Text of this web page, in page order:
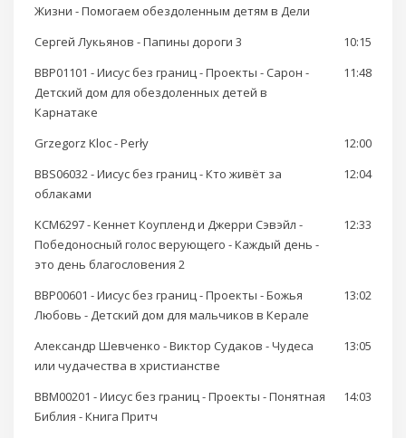
Жизни - Помогаем обездоленным детям в Дели
Сергей Лукьянов - Папины дороги 3
10:15
BBP01101 - Иисус без границ - Проекты - Сарон -
Детский дом для обездоленных детей в
Карнатаке
11:48
Grzegorz Kloc - Perły
12:00
BBS06032 - Иисус без границ - Кто живёт за
облаками
12:04
KCM6297 - Кеннет Коупленд и Джерри Сэвэйл -
Победоносный голос верующего - Каждый день -
это день благословения 2
12:33
BBP00601 - Иисус без границ - Проекты - Божья
Любовь - Детский дом для мальчиков в Керале
13:02
Александр Шевченко - Виктор Судаков - Чудеса
или чудачества в христианстве
13:05
BBM00201 - Иисус без границ - Проекты - Понятная
Библия - Книга Притч
14:03